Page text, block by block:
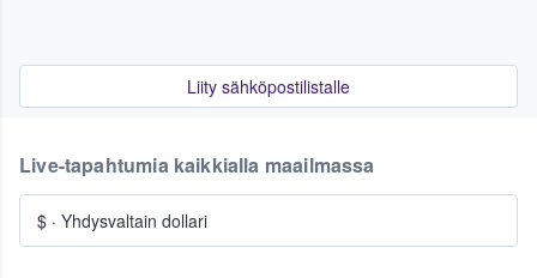
Liity sähköpostilistalle
Live-tapahtumia kaikkialla maailmassa
$ · Yhdysvaltain dollari